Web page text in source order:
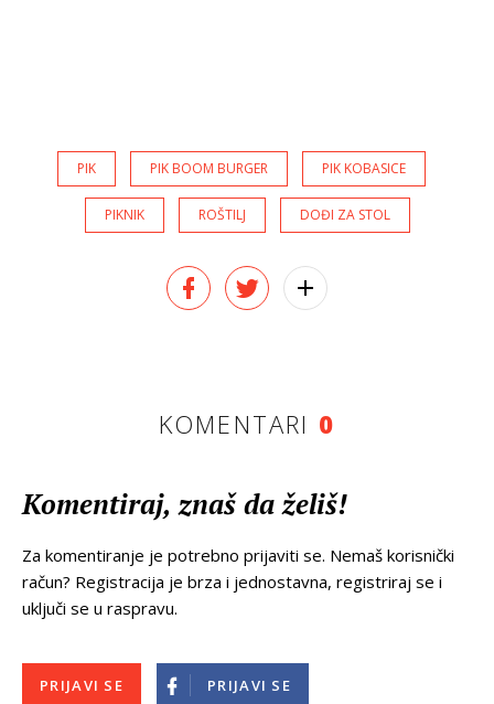
PIK PIK BOOM BURGER PIK KOBASICE
PIKNIK ROŠTILJ DOĐI ZA STOL
KOMENTARI 0
Komentiraj, znaš da želiš!
Za komentiranje je potrebno prijaviti se. Nemaš korisnički
račun? Registracija je brza i jednostavna, registriraj se i
uključi se u raspravu.
PRIJAVI SE PRIJAVI SE